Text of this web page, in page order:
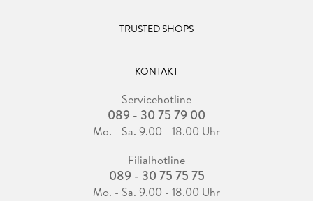
TRUSTED SHOPS
KONTAKT
Servicehotline
089 - 30 75 79 00
Mo. - Sa. 9.00 - 18.00 Uhr
Filialhotline
089 - 30 75 75 75
Mo. - Sa. 9.00 - 18.00 Uhr